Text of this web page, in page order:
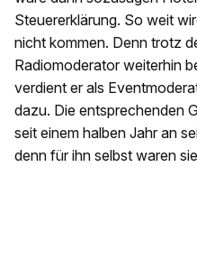
Steuererklärung. So weit
nicht kommen. Denn trotz
Radiomoderator weiterhin
verdient er als
dazu. Die entsprechenden
seit einem halben Jahr an
denn für ihn selbst waren